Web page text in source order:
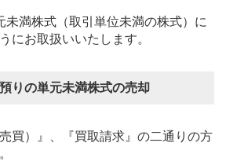
未満株式（取引単位未満の株式）に
にお取扱いいたします。
りの単元未満株式の売却
買）』、『買取請求』の二通りの方